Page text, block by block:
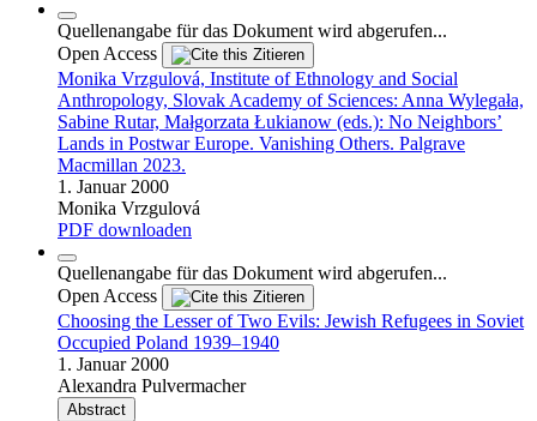
Quellenangabe für das Dokument wird abgerufen...
Open Access
Zitieren
Monika Vrzgulová, Institute of Ethnology and Social
Anthropology, Slovak Academy of Sciences: Anna Wylegała,
Sabine Rutar, Małgorzata Łukianow (eds.): No Neighbors’
Lands in Postwar Europe. Vanishing Others. Palgrave
Macmillan 2023.
1. Januar 2000
Monika Vrzgulová
PDF downloaden
Quellenangabe für das Dokument wird abgerufen...
Open Access
Zitieren
Choosing the Lesser of Two Evils: Jewish Refugees in Soviet
Occupied Poland 1939–1940
1. Januar 2000
Alexandra Pulvermacher
Abstract